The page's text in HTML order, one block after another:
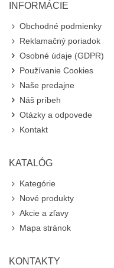
INFORMÁCIE
Obchodné podmienky
Reklamačný poriadok
Osobné údaje (GDPR)
Používanie Cookies
Naše predajne
Náš príbeh
Otázky a odpovede
Kontakt
KATALÓG
Kategórie
Nové produkty
Akcie a zľavy
Mapa stránok
KONTAKTY